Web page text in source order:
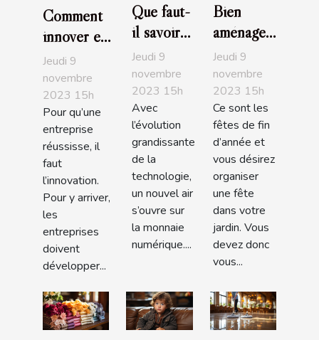
Comment
innover en
entreprise ?
Jeudi 9
novembre
2023 15h
Pour qu’une
entreprise
réussisse, il
faut
l’innovation.
Pour y arriver,
les
entreprises
doivent
développer...
Que faut-
il savoir
de la
crypto-
paradis ?
Jeudi 9
novembre
2023 15h
Avec
l’évolution
grandissante
de la
technologie,
un nouvel air
s’ouvre sur
la monnaie
numérique....
Bien
aménager
son jardin
: comment
s'y
prendre ?
Jeudi 9
novembre
2023 15h
Ce sont les
fêtes de fin
d’année et
vous désirez
organiser
une fête
dans votre
jardin. Vous
devez donc
vous...